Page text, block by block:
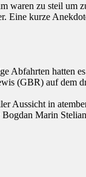
waren zu steil um
Eine kurze
Abfahrten hatten
(GBR) auf dem
Aussicht in
Marin